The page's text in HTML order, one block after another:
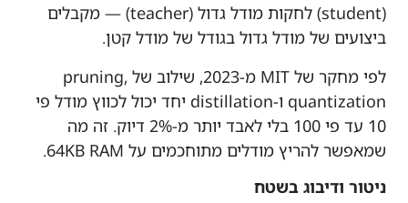
(student) לחקות מודל גדול (teacher) — מקבלים
ביצועים של מודל גדול בגודל של מודל קטן.
לפי מחקר של MIT מ-2023, שילוב של pruning,
quantization ו-distillation יחד יכול לכווץ מודל פי
10 עד פי 100 בלי לאבד יותר מ-2% דיוק. זה מה
שמאפשר להריץ מודלים מתוחכמים על 64KB RAM.
ניטור ודיבוג בשטח